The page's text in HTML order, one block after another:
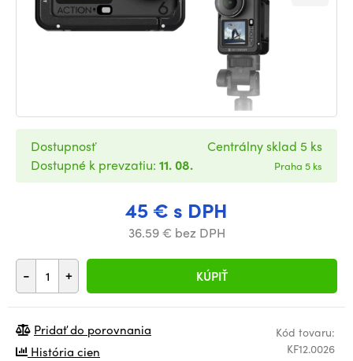
45 € s DPH
36.59 € bez DPH
- + KÚPIŤ
Dostupnosť
Dostupné k prevzatiu: 11. 08.
Centrálny sklad 5 ks
Praha 5 ks
Kód tovaru:
KF12.0026
Pridať do porovnania
História cien